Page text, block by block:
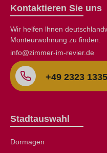
Kontaktieren Sie uns
Wir helfen lhnen
Monteurwohnung zu finden.
info@zimmer-im-revier.de
+49 2323
Stadtauswahl
Dormagen